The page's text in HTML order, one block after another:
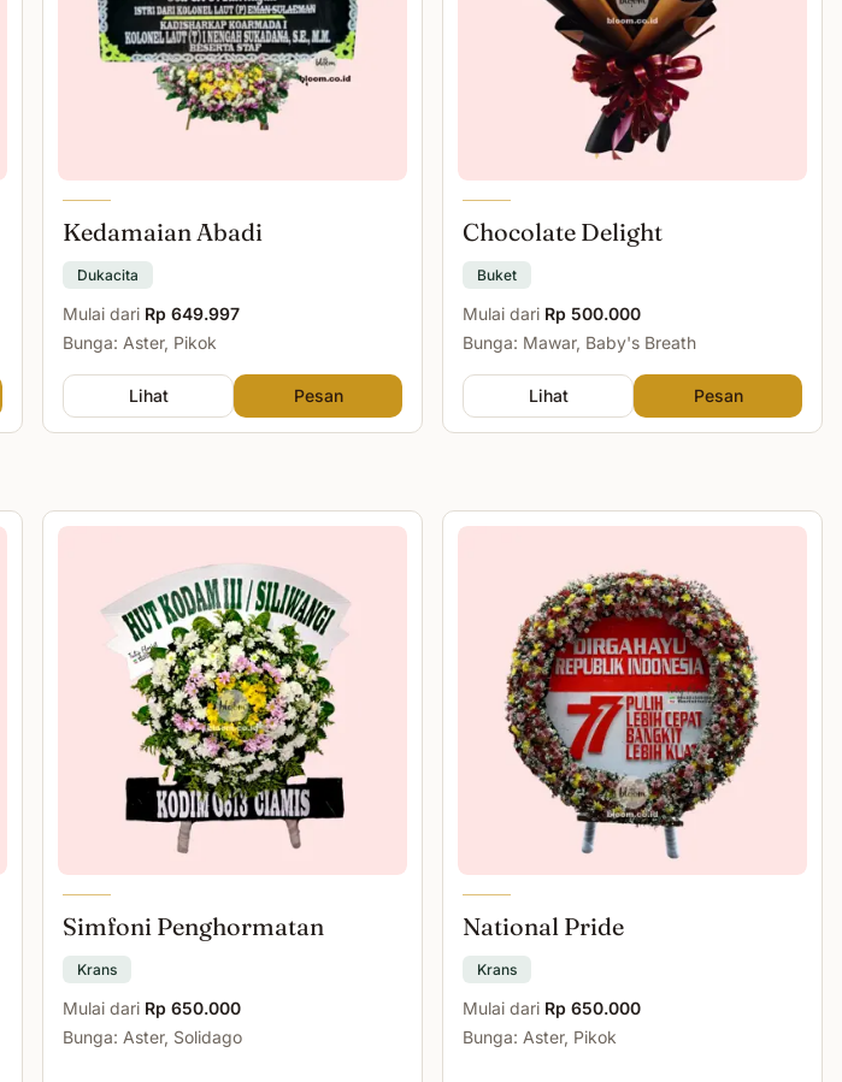
Kedamaian Abadi
Dukacita
Mulai dari Rp 649.997
Bunga: Aster, Pikok
Lihat Pesan
Chocolate Delight
Buket
Mulai dari Rp 500.000
Bunga: Mawar, Baby's Breath
Lihat Pesan
Simfoni Penghormatan
Krans
Mulai dari Rp 650.000
Bunga: Aster, Solidago
National Pride
Krans
Mulai dari Rp 650.000
Bunga: Aster, Pikok